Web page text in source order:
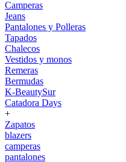
Camperas
Jeans
Pantalones y Polleras
Tapados
Chalecos
Vestidos y monos
Remeras
Bermudas
K-BeautySur
Catadora Days
+
Zapatos
blazers
camperas
pantalones